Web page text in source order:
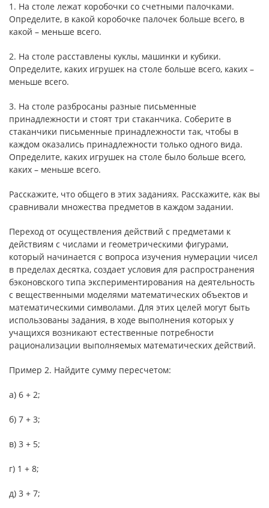
1. На столе лежат коробочки со счетными палочками.
Определите, в какой коробочке палочек больше всего, в
какой – меньше всего.
2. На столе расставлены куклы, машинки и кубики.
Определите, каких игрушек на столе больше всего, каких –
меньше всего.
3. На столе разбросаны разные письменные
принадлежности и стоят три стаканчика. Соберите в
стаканчики письменные принадлежности так, чтобы в
каждом оказались принадлежности только одного вида.
Определите, каких игрушек на столе было больше всего,
каких – меньше всего.
Расскажите, что общего в этих заданиях. Расскажите, как вы
сравнивали множества предметов в каждом задании.
Переход от осуществления действий с предметами к
действиям с числами и геометрическими фигурами,
который начинается с вопроса изучения нумерации чисел
в пределах десятка, создает условия для распространения
бэконовского типа экспериментирования на деятельность
с вещественными моделями математических объектов и
математическими символами. Для этих целей могут быть
использованы задания, в ходе выполнения которых у
учащихся возникают естественные потребности
рационализации выполняемых математических действий.
Пример 2. Найдите сумму пересчетом:
а) 6 + 2;
б) 7 + 3;
в) 3 + 5;
г) 1 + 8;
д) 3 + 7;